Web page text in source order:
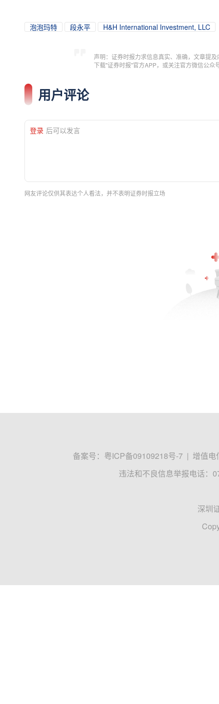
泡泡玛特 段永平 H&H International Investment, LLC
声明：证券时报力求信息真实、准确，文章提
下载"证券时报"官方APP，或关注官方微信公
用户评论
登录 后可以发言
网友评论仅供其表达个人看法，并不表明证券时报立场
备案号： 粤ICP备09109218号-7 | 增值电
违法和不良信息举报电话：
深圳